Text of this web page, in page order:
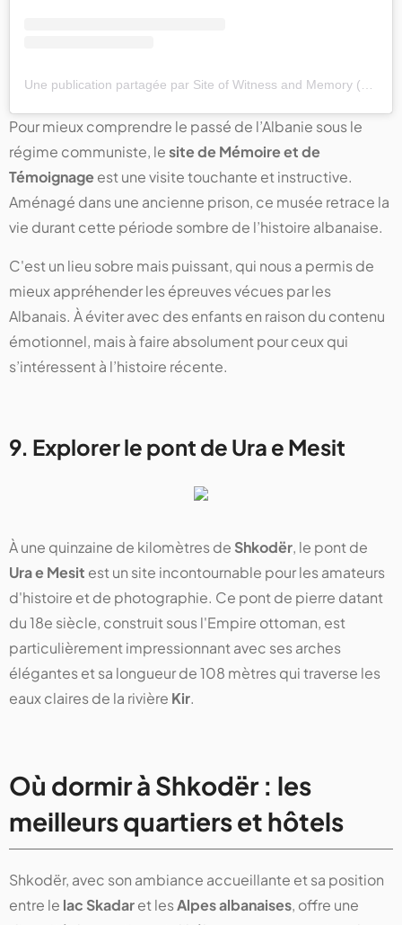
Pour mieux comprendre le passé de l’Albanie sous le
régime communiste, lesite de Mémoire et de
Témoignageest une visite touchante et instructive.
Aménagé dans une ancienne prison, ce musée retrace la
vie durant cette période sombre de l’histoire albanaise.
C'est un lieu sobre mais puissant, qui nous a permis de
mieux appréhender les épreuves vécues par les
Albanais. À éviter avec des enfants en raison du contenu
émotionnel, mais à faire absolument pour ceux qui
s’intéressent à l’histoire récente.
9. Explorer le pont de Ura e Mesit
À une quinzaine de kilomètres de Shkodër, le pont de
Ura e Mesit est un site incontournable pour les amateurs
d'histoire et de photographie. Ce pont de pierre datant
du 18e siècle, construit sous l'Empire ottoman, est
particulièrement impressionnant avec ses arches
élégantes et sa longueur de 108 mètres qui traverse les
eaux claires de la rivière Kir.
Où dormir à Shkodër : les
meilleurs quartiers et hôtels
Shkodër, avec son ambiance accueillante et sa position
entre le lac Skadaret lesAlpes albanaises, offre une